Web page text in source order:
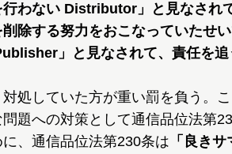
わない Distributor」と見なされ
除する努力をおこなっていたせ
」と見なされて、責任を
処していた方が重い罰を負う。
題への対策として通信品位法第
、通信品位法第230条は 「良き